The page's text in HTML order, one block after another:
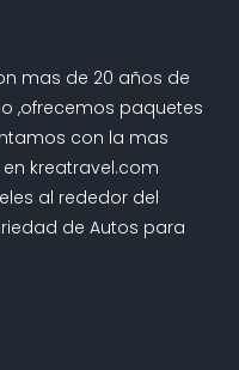
Xcaret y fascínate
la paz de este
cómo se
con la naturaleza.
incluido
e intégrate a la vida
sus hogares y en
además, qué
el sol.
mas de 20 años de
,ofrecemos paquetes
con la mas
kreatravel.com
al rededor del
de Autos para